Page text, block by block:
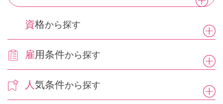
資格から探す
雇用条件から探す
人気条件から探す